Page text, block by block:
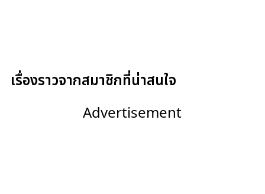
เรื่องราวจากสมาชิกที่น่าสนใจ
Advertisement